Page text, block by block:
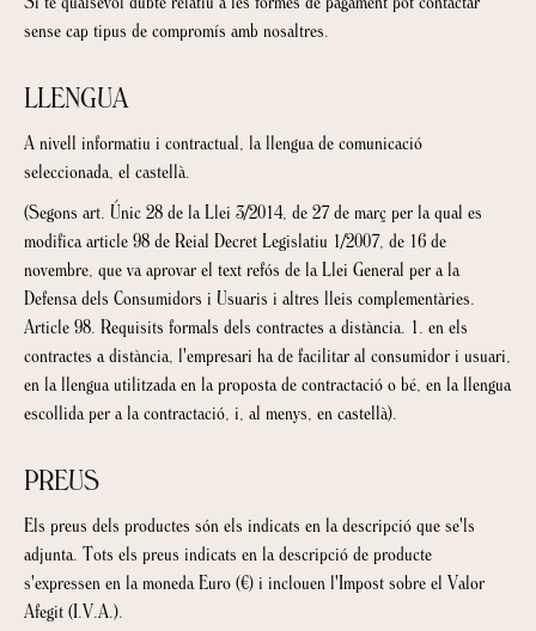
sense cap tipus de compromís amb nosaltres.
LLENGUA
A nivell informatiu i contractual, la llengua de comunicació
seleccionada, el castellà.
(Segons art. Únic 28 de la Llei 3/2014, de 27 de març per la qual es
modifica article 98 de Reial Decret Legislatiu 1/2007, de 16 de
novembre, que va aprovar el text refós de la Llei General per a la
Defensa dels Consumidors i Usuaris i altres lleis complementàries.
Article 98. Requisits formals dels contractes a distància. 1. en els
contractes a distància, l'empresari ha de facilitar al consumidor i usuari,
en la llengua utilitzada en la proposta de contractació o bé, en la llengua
escollida per a la contractació, i, al menys, en castellà).
PREUS
Els preus dels productes són els indicats en la descripció que se'ls
adjunta. Tots els preus indicats en la descripció de producte
s'expressen en la moneda Euro (€) i inclouen l'Impost sobre el Valor
Afegit (I.V.A.).